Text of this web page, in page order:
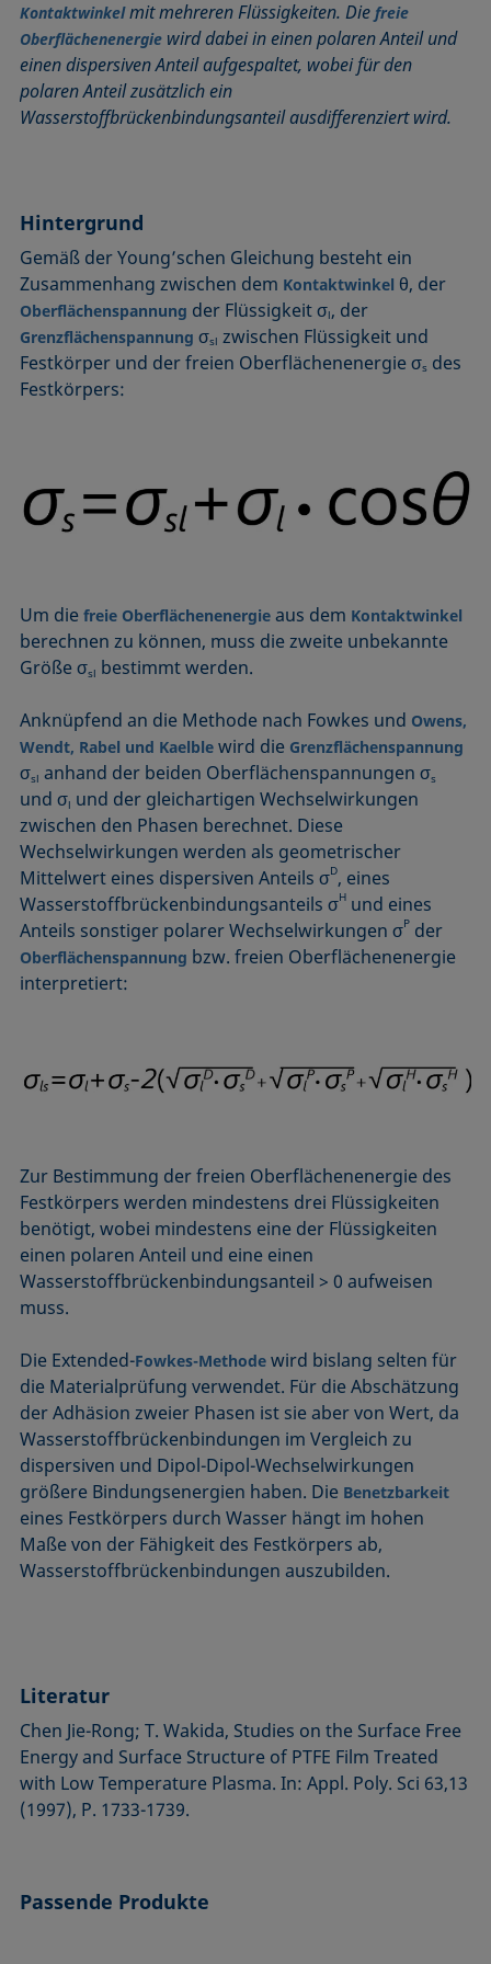
Benetzbarkeit
Benetzte Länge
Benetzung
Blasendruck-Tensiometer
Diffusionskoeffizient
Dispersiver Anteil
Dreiphasenpunkt
Dynamische Oberflächenspannung
Dynamischer Kontaktwinkel
Emulsion
Kegelschnittmethode
Kohäsionsarbeit
Kontaktwinkel
Kreismethode
Laplace-Druck
Liegender Tropfen (sessile drop)
Liquid Needle
Lotuseffekt
Meniskus-Methode
Methode nach Oss und Good
Mikroemulsion
Methode nach Zisman
Oberflächenaktiv
Oberflächenalter
Rückzugswinkel
Schaum
Schaumbildner
Spinning-Drop-Tensiometer
Stabmethode
Stalagmometer
Statische Oberflächenspannung
Statischer Kontaktwinkel
Stood-up Drop
Kontaktwinkelmit mehreren Flüssigkeiten. Diefreie
Oberflächenenergie wird dabei in einen polaren Anteil und
einen dispersiven Anteil aufgespaltet, wobei für den
polaren Anteil zusätzlich ein
Wasserstoffbrückenbindungsanteil ausdifferenziert wird.
Hintergrund
Gemäß der Young’schen Gleichung besteht ein
Zusammenhang zwischen dem Kontaktwinkel θ, der
Oberflächenspannung der Flüssigkeit σl, der
Grenzflächenspannung σsl zwischen Flüssigkeit und
Festkörper und der freien Oberflächenenergie σs des
Festkörpers:
Um diefreie Oberflächenenergie aus dem Kontaktwinkel
berechnen zu können, muss die zweite unbekannte
Größe σsl bestimmt werden.
Anknüpfend an die Methode nach Fowkes und Owens,
Wendt, Rabel und Kaelble wird die Grenzflächenspannung
σsl anhand der beiden Oberflächenspannungen σs
und σl und der gleichartigen Wechselwirkungen
zwischen den Phasen berechnet. Diese
Wechselwirkungen werden als geometrischer
Mittelwert eines dispersiven Anteils σD, eines
Wasserstoffbrückenbindungsanteils σH und eines
Anteils sonstiger polarer Wechselwirkungen σP der
Oberflächenspannung bzw. freien Oberflächenenergie
interpretiert:
Zur Bestimmung der freien Oberflächenenergie des
Festkörpers werden mindestens drei Flüssigkeiten
benötigt, wobei mindestens eine der Flüssigkeiten
einen polaren Anteil und eine einen
Wasserstoffbrückenbindungsanteil > 0 aufweisen
muss.
Die Extended-Fowkes-Methode wird bislang selten für
die Materialprüfung verwendet. Für die Abschätzung
der Adhäsion zweier Phasen ist sie aber von Wert, da
Wasserstoffbrückenbindungen im Vergleich zu
dispersiven und Dipol-Dipol-Wechselwirkungen
größere Bindungsenergien haben. Die Benetzbarkeit
eines Festkörpers durch Wasser hängt im hohen
Maße von der Fähigkeit des Festkörpers ab,
Wasserstoffbrückenbindungen auszubilden.
Literatur
Chen Jie-Rong; T. Wakida, Studies on the Surface Free
Energy and Surface Structure of PTFE Film Treated
with Low Temperature Plasma. In: Appl. Poly. Sci 63,13
(1997), P. 1733-1739.
Passende Produkte